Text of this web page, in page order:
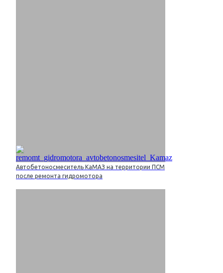
Автобетоносмеситель КаМАЗ на территории ПСМ
после ремонта гидромотора